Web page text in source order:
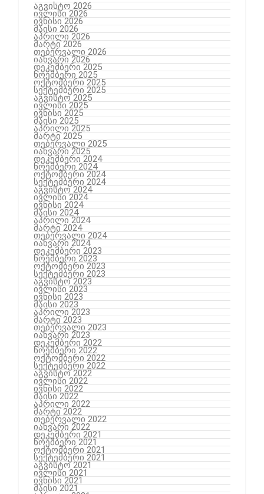
აგვისტო 2026
ივლისი 2026
ივნისი 2026
მაისი 2026
აპრილი 2026
მარტი 2026
თებერვალი 2026
იანვარი 2026
დეკემბერი 2025
ნოემბერი 2025
ოქტომბერი 2025
სექტემბერი 2025
აგვისტო 2025
ივლისი 2025
ივნისი 2025
მაისი 2025
აპრილი 2025
მარტი 2025
თებერვალი 2025
იანვარი 2025
დეკემბერი 2024
ნოემბერი 2024
ოქტომბერი 2024
სექტემბერი 2024
აგვისტო 2024
ივლისი 2024
ივნისი 2024
მაისი 2024
აპრილი 2024
მარტი 2024
თებერვალი 2024
იანვარი 2024
დეკემბერი 2023
ნოემბერი 2023
ოქტომბერი 2023
სექტემბერი 2023
აგვისტო 2023
ივლისი 2023
ივნისი 2023
მაისი 2023
აპრილი 2023
მარტი 2023
თებერვალი 2023
იანვარი 2023
დეკემბერი 2022
ნოემბერი 2022
ოქტომბერი 2022
სექტემბერი 2022
აგვისტო 2022
ივლისი 2022
ივნისი 2022
მაისი 2022
აპრილი 2022
მარტი 2022
თებერვალი 2022
იანვარი 2022
დეკემბერი 2021
ნოემბერი 2021
ოქტომბერი 2021
სექტემბერი 2021
აგვისტო 2021
ივლისი 2021
ივნისი 2021
მაისი 2021